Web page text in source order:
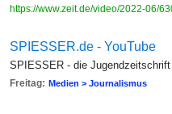
https://www.zeit.de/video/2022-06/
SPIESSER.de - YouTube
SPIESSER - die
Freitag: Medien > Journalismus